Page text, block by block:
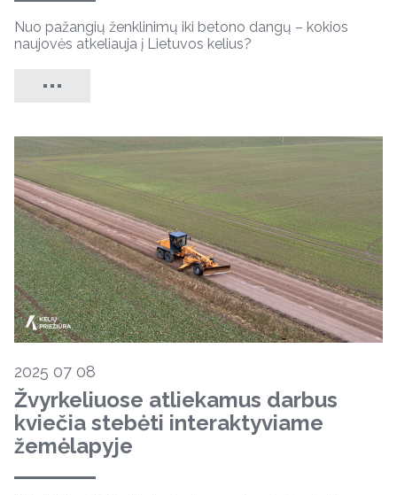
Nuo pažangių ženklinimų iki betono dangų – kokios
naujovės atkeliauja į Lietuvos kelius?
2025 07 08
Žvyrkeliuose atliekamus darbus
kviečia stebėti interaktyviame
žemėlapyje